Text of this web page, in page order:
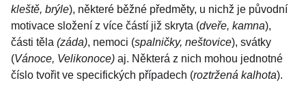
kleště, brýle), některé běžné předměty, u nichž je původní
motivace složení z více částí již skryta (dveře, kamna),
části těla (záda), nemoci (spalničky, neštovice), svátky
(Vánoce, Velikonoce) aj. Některá z nich mohou jednotné
číslo tvořit ve specifických případech (roztržená kalhota).